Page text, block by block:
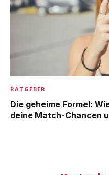
RATGEBER
Die geheime Formel:
deine Match-Chancen